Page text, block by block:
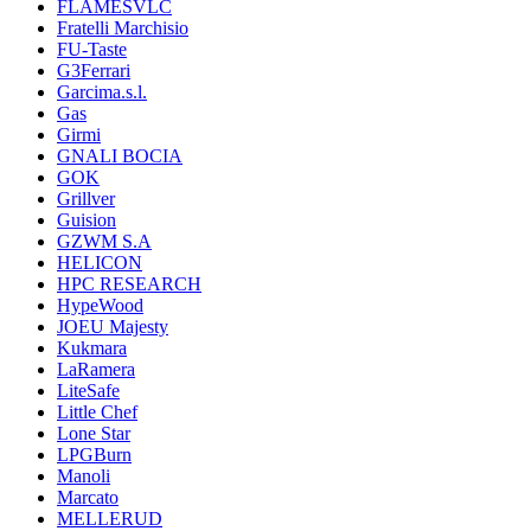
FLAMESVLC
Fratelli Marchisio
FU-Taste
G3Ferrari
Garcima.s.l.
Gas
Girmi
GNALI BOCIA
GOK
Grillver
Guision
GZWM S.A
HELICON
HPC RESEARCH
HypeWood
JOEU Majesty
Kukmara
LaRamera
LiteSafe
Little Chef
Lone Star
LPGBurn
Manoli
Marcato
MELLERUD